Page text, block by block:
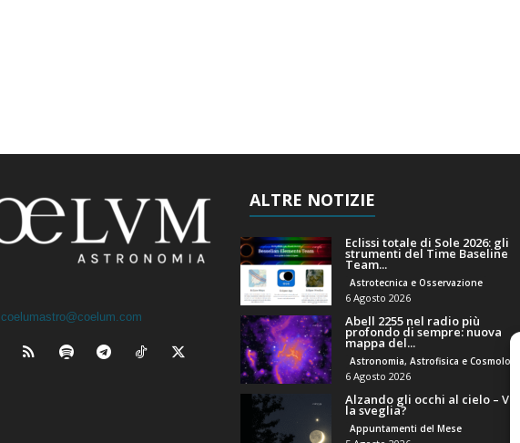
coelumastro@coelum.com
ALTRE NOTIZIE
Eclissi totale di Sole 2026: gli
strumenti del Time Baseline
Team...
Astrotecnica e Osservazione
6 Agosto 2026
Abell 2255 nel radio più
profondo di sempre: nuova
mappa del...
Astronomia, Astrofisica e Cosmologia
6 Agosto 2026
Alzando gli occhi al cielo – Vale
la sveglia?
Appuntamenti del Mese